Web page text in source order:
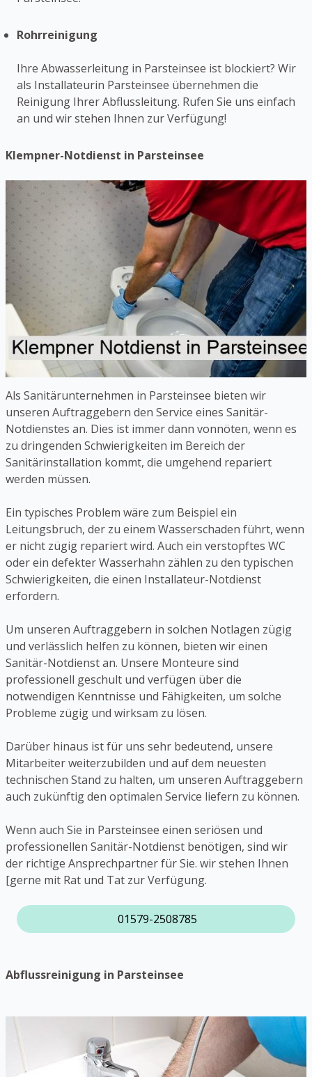
Rohrreinigung
Ihre Abwasserleitung in Parsteinsee ist blockiert? Wir
als Installateurin Parsteinsee übernehmen die
Reinigung Ihrer Abflussleitung. Rufen Sie uns einfach
an und wir stehen Ihnen zur Verfügung!
Klempner-Notdienst in Parsteinsee
Als Sanitärunternehmen in Parsteinsee bieten wir
unseren Auftraggebern den Service eines Sanitär-
Notdienstes an. Dies ist immer dann vonnöten, wenn es
zu dringenden Schwierigkeiten im Bereich der
Sanitärinstallation kommt, die umgehend repariert
werden müssen.
Ein typisches Problem wäre zum Beispiel ein
Leitungsbruch, der zu einem Wasserschaden führt, wenn
er nicht zügig repariert wird. Auch ein verstopftes WC
oder ein defekter Wasserhahn zählen zu den typischen
Schwierigkeiten, die einen Installateur-Notdienst
erfordern.
Um unseren Auftraggebern in solchen Notlagen zügig
und verlässlich helfen zu können, bieten wir einen
Sanitär-Notdienst an. Unsere Monteure sind
professionell geschult und verfügen über die
notwendigen Kenntnisse und Fähigkeiten, um solche
Probleme zügig und wirksam zu lösen.
Darüber hinaus ist für uns sehr bedeutend, unsere
Mitarbeiter weiterzubilden und auf dem neuesten
technischen Stand zu halten, um unseren Auftraggebern
auch zukünftig den optimalen Service liefern zu können.
Wenn auch Sie in Parsteinsee einen seriösen und
professionellen Sanitär-Notdienst benötigen, sind wir
der richtige Ansprechpartner für Sie. wir stehen Ihnen
[gerne mit Rat und Tat zur Verfügung.
01579-2508785
Abflussreinigung in Parsteinsee